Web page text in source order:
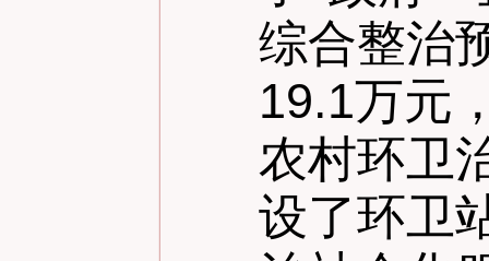
综合整治
19.1万元
农村环卫
设了环卫